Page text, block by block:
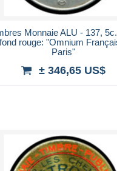
Monnaie ALU - 137,
rouge: "Omnium
Paris"
± 346,65 US$